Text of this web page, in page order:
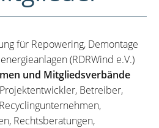
für Repowering, Demontage
(RDRWind e.V.)
und Mitgliedsverbände
Betreiber,
Rechtsberatungen,